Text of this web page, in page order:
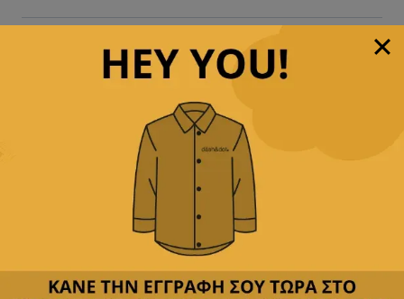
Άμεση αποστολή& γρήγορη παράδοση
Παρέχουμε
δωρεάν μεταφορικά με αγορές άνω των
όλες τις πιστωτικές
Περιγραφή